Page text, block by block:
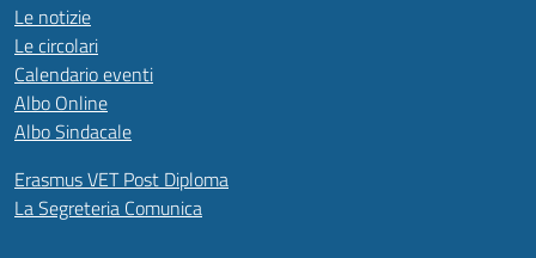
Le notizie
Le circolari
Calendario eventi
Albo Online
Albo Sindacale
Erasmus VET Post Diploma
La Segreteria Comunica